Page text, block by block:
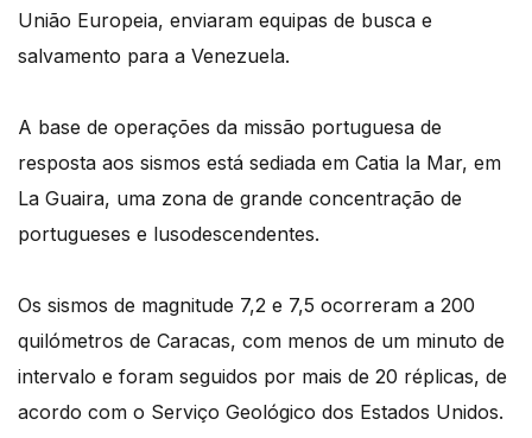
União Europeia, enviaram equipas de busca e
salvamento para a Venezuela.
A base de operações da missão portuguesa de
resposta aos sismos está sediada em Catia la Mar, em
La Guaira, uma zona de grande concentração de
portugueses e lusodescendentes.
Os sismos de magnitude 7,2 e 7,5 ocorreram a 200
quilómetros de Caracas, com menos de um minuto de
intervalo e foram seguidos por mais de 20 réplicas, de
acordo com o Serviço Geológico dos Estados Unidos.